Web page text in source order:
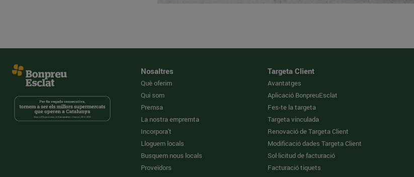
Nosaltres
Què oferim
Qui som
Premsa
La nostra empremta
Incorpora't
Lloguem locals
Busquem nous locals
Proveïdors
Targeta Client
Avantatges
Aplicació BonpreuEsclat
Fes-te la targeta
Targeta vinculada
Renovació de Targeta Client
Modificació dades Targeta Client
Sol·licitud de facturació
Facturació tiquets